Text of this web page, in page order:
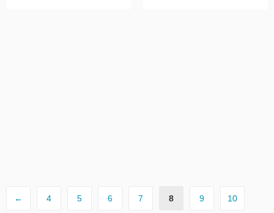
← 4 5 6 7 8 9 10